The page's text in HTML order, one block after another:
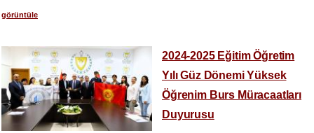
görüntüle
2024-2025 Eğitim Öğretim
Yılı Güz Dönemi Yüksek
Öğrenim Burs Müracaatları
Duyurusu